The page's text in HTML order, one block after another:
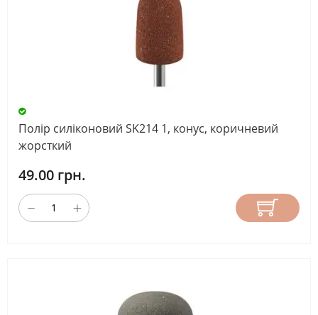
Полір силіконовий SK214 1, конус, коричневий
жорсткий
49.00 грн.